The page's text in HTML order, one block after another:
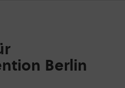
Berlin